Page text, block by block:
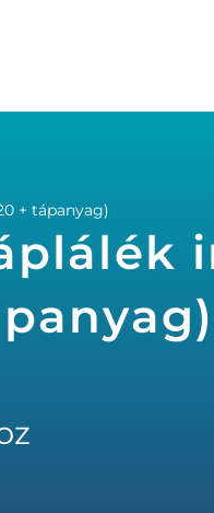
+ tápanyag)